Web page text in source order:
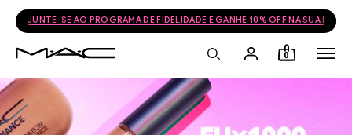
JUNTE-SE AO PROGRAMA DE FIDELIDADE E GANHE 10% OFF NA SUA
0